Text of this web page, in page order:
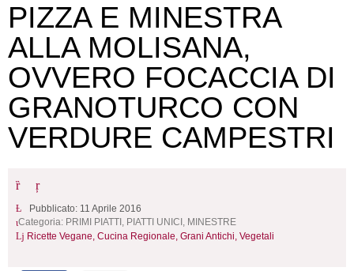
PIZZA E MINESTRA
ALLA MOLISANA,
OVVERO FOCACCIA DI
GRANOTURCO CON
VERDURE CAMPESTRI
Pubblicato: 11 Aprile 2016
Categoria: PRIMI PIATTI, PIATTI UNICI, MINESTRE
Ricette Vegane, Cucina Regionale, Grani Antichi, Vegetali